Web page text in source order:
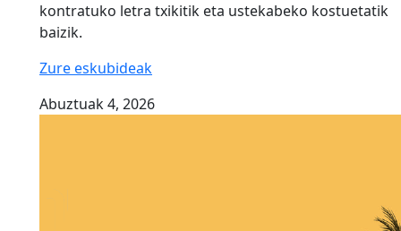
kontratuko letra txikitik eta ustekabeko kostuetatik
baizik.
Zure eskubideak
Abuztuak 4, 2026